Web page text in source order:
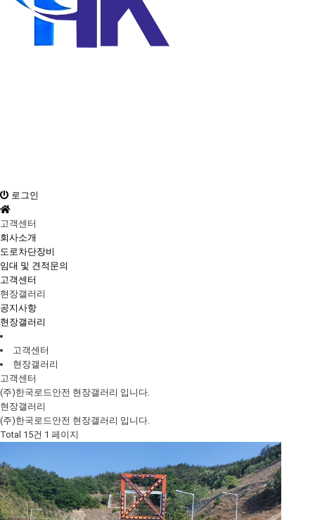
로그인
고객센터
회사소개
도로차단장비
임대 및 견적문의
고객센터
현장갤러리
공지사항
현장갤러리
고객센터
현장갤러리
고객센터
(주)한국로드안전 현장갤러리 입니다.
현장갤러리
(주)한국로드안전 현장갤러리 입니다.
Total 15건 1 페이지